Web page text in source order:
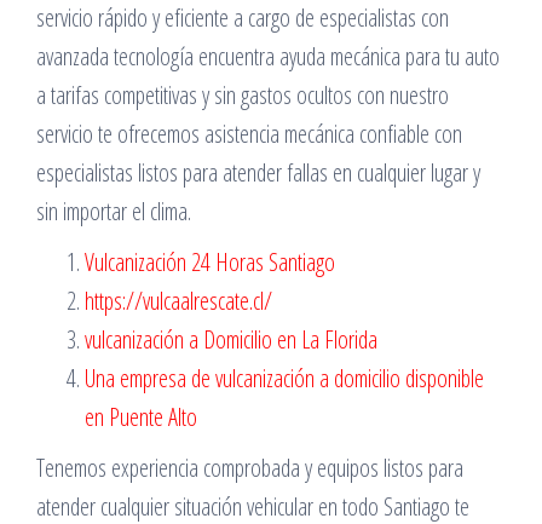
servicio rápido y eficiente a cargo de especialistas con
avanzada tecnología encuentra ayuda mecánica para tu auto
a tarifas competitivas y sin gastos ocultos con nuestro
servicio te ofrecemos asistencia mecánica confiable con
especialistas listos para atender fallas en cualquier lugar y
sin importar el clima.
Vulcanización 24 Horas Santiago
https://vulcaalrescate.cl/
vulcanización a Domicilio en La Florida
Una empresa de vulcanización a domicilio disponible
en Puente Alto
Tenemos experiencia comprobada y equipos listos para
atender cualquier situación vehicular en todo Santiago te